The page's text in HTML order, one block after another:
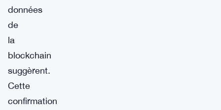
données
de
la
blockchain
suggèrent.
Cette
confirmation